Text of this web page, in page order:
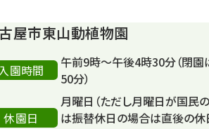
屋市東山動植物園
園時間
午前9時～午後4時30分（閉
50分）
休園日
月曜日（ただし月曜日が国民
は振替休日の場合は直後の休